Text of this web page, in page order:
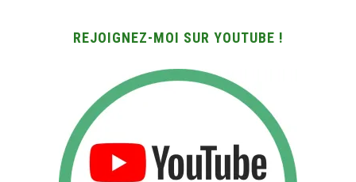
REJOIGNEZ-MOI SUR YOUTUBE !